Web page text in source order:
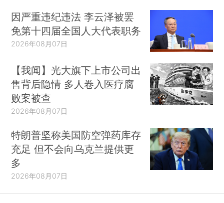
因严重违纪违法 李云泽被罢
免第十四届全国人大代表职务
2026年08月07日
【我闻】光大旗下上市公司出
售背后隐情 多人卷入医疗腐
败案被查
2026年08月07日
特朗普坚称美国防空弹药库存
充足 但不会向乌克兰提供更
多
2026年08月07日